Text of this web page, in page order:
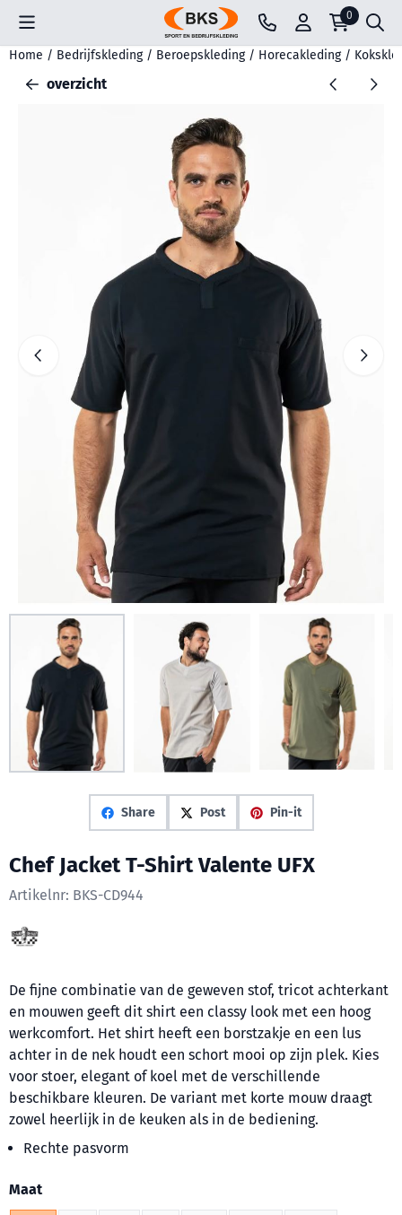
Cookievoorkeuren zijn beschikbaar. Kies instellingen of sta
0
Home / Bedrijfskleding / Beroepskleding / Horecakleding /
overzicht
Share Post Pin-it
Chef Jacket T-Shirt Valente UFX
Artikelnr: BKS-CD944
De fijne combinatie van de geweven stof, tricot achterkant
en mouwen geeft dit shirt een classy look met een hoog
werkcomfort. Het shirt heeft een borstzakje en een lus
achter in de nek houdt een schort mooi op zijn plek. Kies
voor stoer, elegant of koel met de verschillende
beschikbare kleuren. De variant met korte mouw draagt
zowel heerlijk in de keuken als in de bediening.
Rechte pasvorm
Maak een keuze voor
Maat